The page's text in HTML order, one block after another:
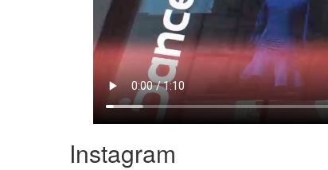
Instagram